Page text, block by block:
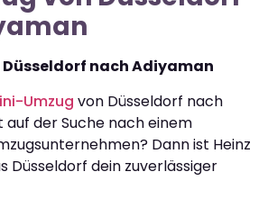
nach Adiyaman
Umzug von Düsseldorf nach
auf der Suche nach einem
Dann ist Heinz
Düsseldorf dein zuverlässiger